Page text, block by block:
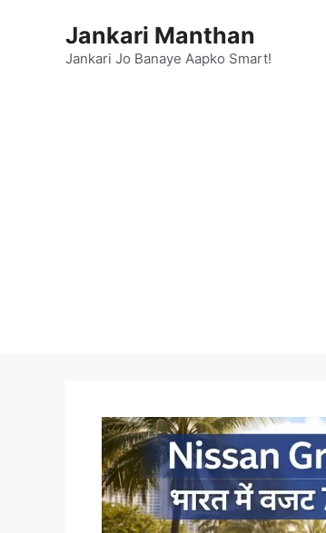
Jankari Manthan
Jankari Jo Banaye Aapko Smart!